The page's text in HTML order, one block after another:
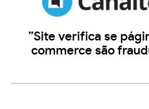
”Site verifica se
commerce são